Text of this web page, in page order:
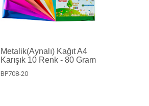
Metalik(Aynalı) Kağıt A4
Karışık 10 Renk - 80 Gram
BP708-20